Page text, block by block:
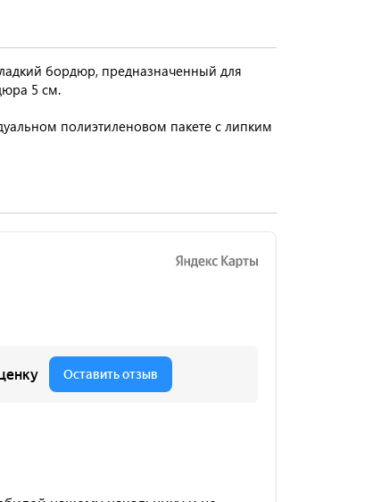
бордюр, предназначенный для
5 см.
полиэтиленовом пакете с липким